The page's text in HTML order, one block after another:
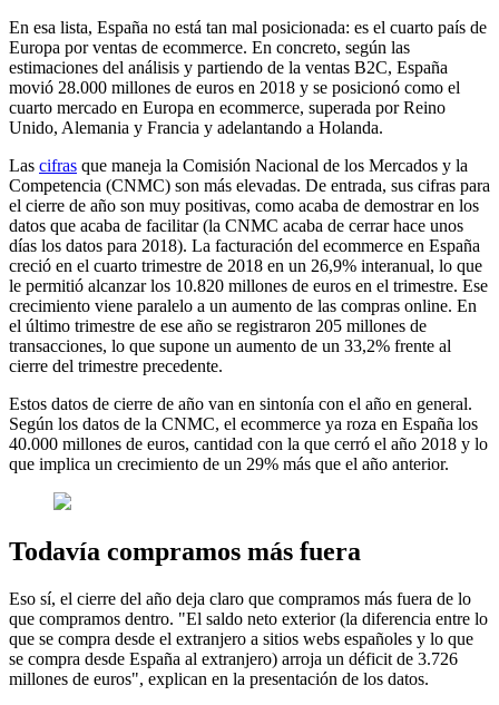
En esa lista, España no está tan mal posicionada: es el cuarto país de
Europa por ventas de ecommerce. En concreto, según las
estimaciones del análisis y partiendo de la ventas B2C, España
movió 28.000 millones de euros en 2018 y se posicionó como el
cuarto mercado en Europa en ecommerce, superada por Reino
Unido, Alemania y Francia y adelantando a Holanda.
Las cifras que maneja la Comisión Nacional de los Mercados y la
Competencia (CNMC) son más elevadas. De entrada, sus cifras para
el cierre de año son muy positivas, como acaba de demostrar en los
datos que acaba de facilitar (la CNMC acaba de cerrar hace unos
días los datos para 2018). La facturación del ecommerce en España
creció en el cuarto trimestre de 2018 en un 26,9% interanual, lo que
le permitió alcanzar los 10.820 millones de euros en el trimestre. Ese
crecimiento viene paralelo a un aumento de las compras online. En
el último trimestre de ese año se registraron 205 millones de
transacciones, lo que supone un aumento de un 33,2% frente al
cierre del trimestre precedente.
Estos datos de cierre de año van en sintonía con el año en general.
Según los datos de la CNMC, el ecommerce ya roza en España los
40.000 millones de euros, cantidad con la que cerró el año 2018 y lo
que implica un crecimiento de un 29% más que el año anterior.
Todavía compramos más fuera
Eso sí, el cierre del año deja claro que compramos más fuera de lo
que compramos dentro. "El saldo neto exterior (la diferencia entre lo
que se compra desde el extranjero a sitios webs españoles y lo que
se compra desde España al extranjero) arroja un déficit de 3.726
millones de euros", explican en la presentación de los datos.